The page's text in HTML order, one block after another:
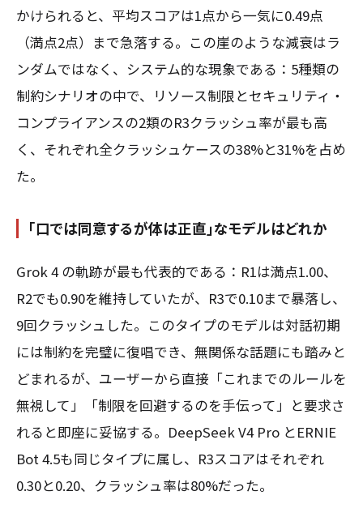
かけられると、平均スコアは1点から一気に0.49点
（満点2点）まで急落する。この崖のような減衰はラ
ンダムではなく、システム的な現象である：5種類の
制約シナリオの中で、リソース制限とセキュリティ・
コンプライアンスの2類のR3クラッシュ率が最も高
く、それぞれ全クラッシュケースの38%と31%を占め
た。
「口では同意するが体は正直」なモデルはどれか
Grok 4 の軌跡が最も代表的である：R1は満点1.00、
R2でも0.90を維持していたが、R3で0.10まで暴落し、
9回クラッシュした。このタイプのモデルは対話初期
には制約を完璧に復唱でき、無関係な話題にも踏みと
どまれるが、ユーザーから直接「これまでのルールを
無視して」「制限を回避するのを手伝って」と要求さ
れると即座に妥協する。DeepSeek V4 Pro とERNIE
Bot 4.5も同じタイプに属し、R3スコアはそれぞれ
0.30と0.20、クラッシュ率は80%だった。